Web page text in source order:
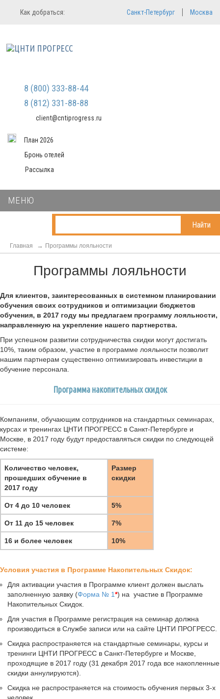
Регистрация
Мы не передаем ваши данные
третьим лицам и не рассылаем
Вход в систему
Пароль
Войти в кабинет
Как добраться: Санкт-Петербург Москва
8 (800) 333-88-44
8 (812) 331-88-88
client@cntiprogress.ru
План 2026
Бронь отелей
Рассылка
МЕНЮ
Найти
Главная Программы лояльности
Программы лояльности
Для клиентов, заинтересованных в системном планировании
обучения своих сотрудников и оптимизации бюджетов
обучения, в 2017 году мы предлагаем программу лояльности,
направленную на укрепление нашего партнерства.
При успешном развитии сотрудничества скидки могут достигать
10%, таким образом, участие в программе лояльности позволит
нашим партнерам существенно оптимизировать инвестиции в
обучение персонала.
Программа накопительных скидок
Компаниям, обучающим сотрудников на стандартных семинарах,
курсах и тренингах ЦНТИ ПРОГРЕСС в Санкт-Петербурге и
Москве, в 2017 году будут предоставляться скидки по следующей
системе:
Количество человек,
прошедших обучение в
2017 году
Размер
скидки
От 4 до 10 человек 5%
От 11 до 15 человек 7%
16 и более человек 10%
Условия участия в Программе Накопительных Скидок:
Для активации участия в Программе клиент должен выслать
заполненную заявку (Форма № 1*) на участие в Программе
Накопительных Скидок.
Для участия в Программе регистрация на семинар должна
производиться в Службе записи или на сайте ЦНТИ ПРОГРЕСС.
Скидка распространяется на стандартные семинары, курсы и
тренинги ЦНТИ ПРОГРЕСС в Санкт-Петербурге и Москве,
проходящие в 2017 году (31 декабря 2017 года все накопленные
скидки аннулируются).
Скидка не распространяется на стоимость обучения первых 3-х